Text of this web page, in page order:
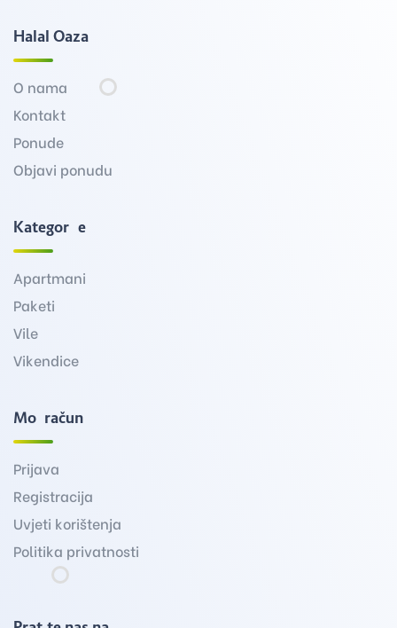
Halal Oaza
O nama
Kontakt
Ponude
Objavi ponudu
Kategorije
Apartmani
Paketi
Vile
Vikendice
Moj račun
Prijava
Registracija
Uvjeti korištenja
Politika privatnosti